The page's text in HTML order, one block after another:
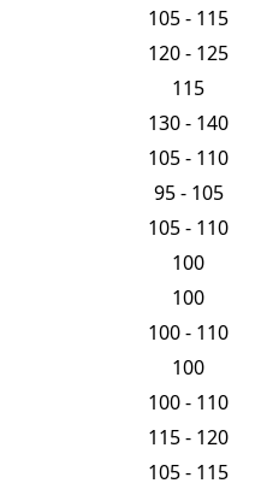
105 - 115
120 - 125
115
130 - 140
105 - 110
95 - 105
105 - 110
100
100
100 - 110
100
100 - 110
115 - 120
105 - 115